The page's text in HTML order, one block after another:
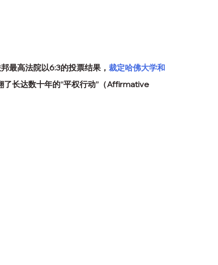
最高法院以6:3的投票结果， 裁定哈佛大学和
了长达数十年的“平权行动”（Affirmative